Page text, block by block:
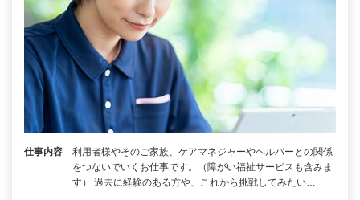
仕事内容
利用者様やそのご家族、ケアマネジャーやヘルパーとの関係
をつないでいくお仕事です。（障がい福祉サービスも含みま
す） 過去に経験のある方や、これから挑戦してみたい…